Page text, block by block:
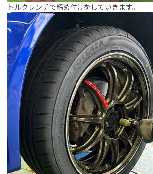
トルクレンチで締め付けをしていきます。